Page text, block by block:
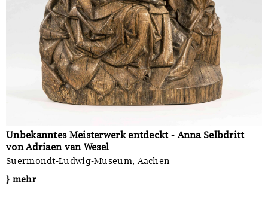
Unbekanntes Meisterwerk entdeckt - Anna Selbdritt
von Adriaen van Wesel
Suermondt-Ludwig-Museum, Aachen
} mehr